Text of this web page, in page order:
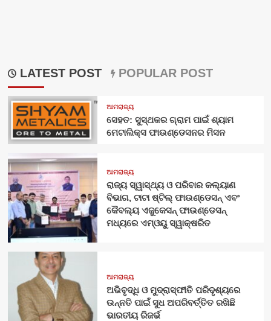
LATEST POST POPULAR POST
ଆମରାଜ୍ୟ
ସେହତ: ସୁସ୍ଥକର ଗ୍ରାମ ପାଇଁ ଶ୍ୟାମ
ମେଟାଲିକ୍ସ ଫାଉଣ୍ଡେସନର ମିସନ
ଆମରାଜ୍ୟ
ରାଜ୍ୟ ସ୍ୱାସ୍ଥ୍ୟ ଓ ପରିବାର କଲ୍ୟାଣ
ବିଭାଗ, ଟାଟା ଷ୍ଟିଲ୍ ଫାଉଣ୍ଡେସନ୍ ଏବଂ
କୈବଲ୍ୟ ଏଜୁକେସନ୍ ଫାଉଣ୍ଡେସନ୍
ମଧ୍ୟରେ ଏମ୍‌ଓୟୁ ସ୍ୱାକ୍ଷରିତ
ଆମରାଜ୍ୟ
ଅଭିବୃଦ୍ଧି ଓ ମୁଦ୍ରାସ୍ଫୀତି ପରିଦୃଶ୍ୟରେ
ଉନ୍ନତି ପାଇଁ ସୁଧ ଅପରିବର୍ତ୍ତିତ ରଖିଛି
ଭାରତୀୟ ରିଜର୍ଭ